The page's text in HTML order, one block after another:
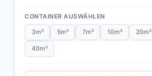
CONTAINER AUSWÄHLEN
3m³ 5m³ 7m³ 10m³ 20m³
40m³